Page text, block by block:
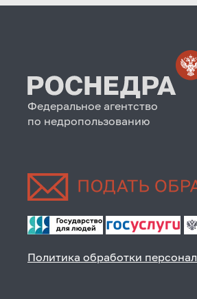
Федеральное агентство
по недропользованию
Политика обработки